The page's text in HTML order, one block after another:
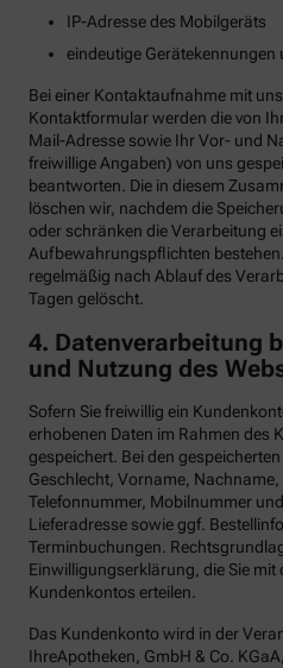
IP-Adresse des Mobilgeräts
eindeutige Gerätekennungen
Bei einer Kontaktaufnahme mit
Kontaktformular werden die von
Mail-Adresse sowie Ihr Vor- und
freiwillige Angaben) von uns
beantworten. Die in diesem
löschen wir, nachdem die
oder schränken die Verarbeitung
Aufbewahrungspflichten
regelmäßig nach Ablauf des
Tagen gelöscht.
4. Datenverarbeitung
und Nutzung des
Sofern Sie freiwillig ein
erhobenen Daten im Rahmen des
gespeichert. Bei den
Geschlecht, Vorname,
Telefonnummer, Mobilnummer
Lieferadresse sowie ggf.
Terminbuchungen.
Einwilligungserklärung, die Sie mit
Kundenkontos erteilen.
Das Kundenkonto wird in der
IhreApotheken, GmbH & Co.